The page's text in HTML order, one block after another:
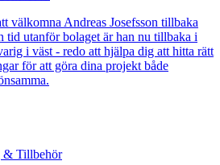
välkomna Andreas Josefsson tillbaka
tid utanför bolaget är han nu tillbaka i
i väst - redo att hjälpa dig att hitta rätt
för att göra dina projekt både
& Tillbehör